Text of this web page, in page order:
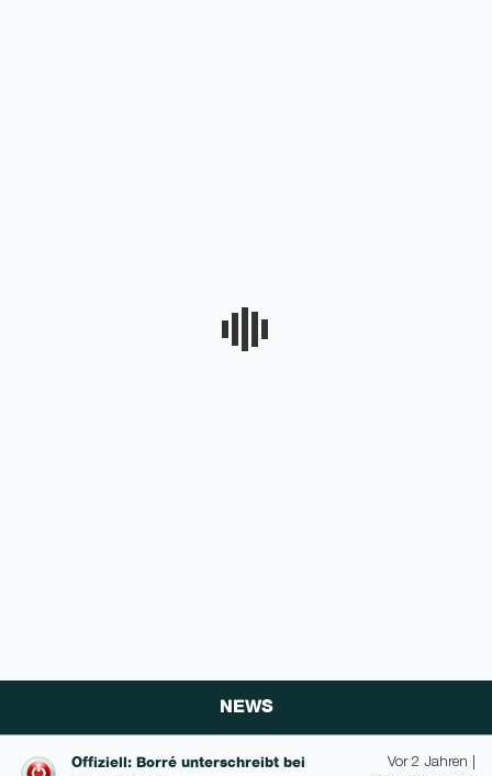
NEWS
Offiziell: Borré un­terschreibt bei
Vor 2 Jahren |